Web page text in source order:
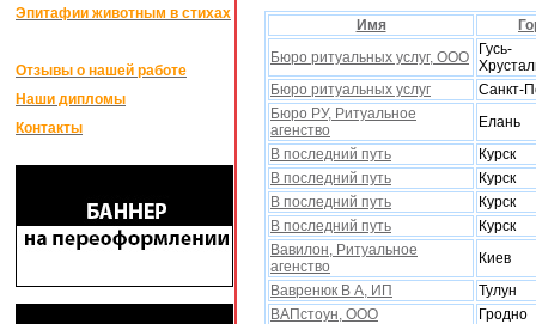
Эпитафии животным в стихах
Отзывы о нашей работе
Наши дипломы
Контакты
Имя
Бюро ритуальныx услуг, ООО
Гусь-
Бюро ритуальных услуг
Санкт-
Бюро РУ, Ритуальное
агенство
Елань
В последний путь
Курск
В последний путь
Курск
В последний путь
Курск
В последний путь
Курск
Вавилон, Ритуальное
агенство
Киев
Вавренюк В А, ИП
Тулун
ВАПстоун, ООО
Гродно